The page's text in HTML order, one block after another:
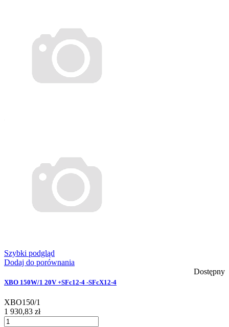
Szybki podgląd
Dodaj do porównania
Dostępny
XBO 150W/1 20V +SFc12-4 -SFcX12-4
XBO150/1
1 930,83 zł